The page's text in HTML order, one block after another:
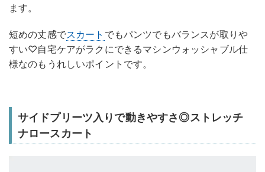
ます。
短めの丈感でスカート でもパンツでもバランスが取りや
すい♡自宅ケアがラクにできるマシンウォッシャブル仕
様なのもうれしいポイントです。
サイドプリーツ入りで動きやすさ◎ストレッチ
ナロースカート